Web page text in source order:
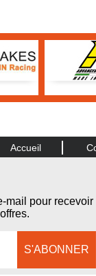
Accueil
mail pour recevoir